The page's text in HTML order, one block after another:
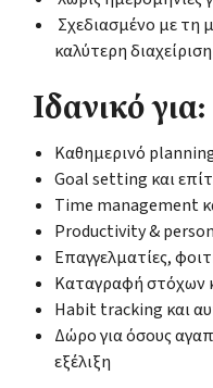
Σχεδιασμένο με τη
καλύτερη
Ιδανικό για:
Καθημερινό
Goal setting και
Time management
Productivity &
Επαγγελματίες,
Καταγραφή στόχων
Habit tracking και
Δώρο για όσους
εξέλιξη